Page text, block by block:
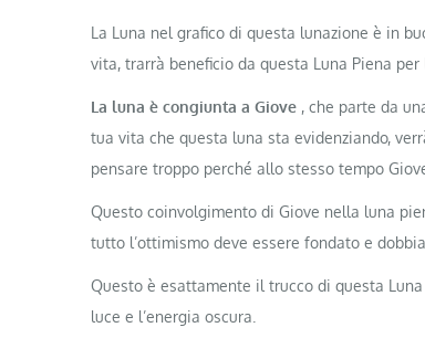
La Luna nel grafico di questa lunazione è in
vita, trarrà beneficio da questa Luna Piena
La luna è congiunta a Giove , che parte da
tua vita che questa luna sta evidenziando,
pensare troppo perché allo stesso tempo
Questo coinvolgimento di Giove nella luna
tutto l’ottimismo deve essere fondato e
Questo è esattamente il trucco di questa
luce e l’energia oscura.